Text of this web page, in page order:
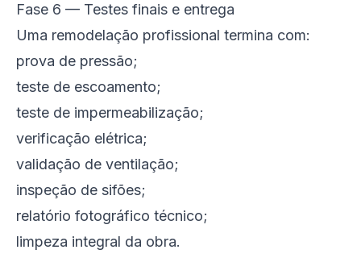
Fase 6 — Testes finais e entrega
Uma remodelação profissional termina com:
prova de pressão;
teste de escoamento;
teste de impermeabilização;
verificação elétrica;
validação de ventilação;
inspeção de sifões;
relatório fotográfico técnico;
limpeza integral da obra.